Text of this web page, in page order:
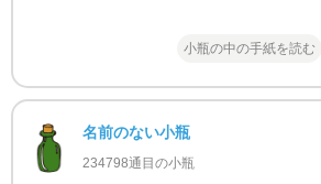
小瓶の中の手紙を読む
名前のない小瓶
234798通目の小瓶